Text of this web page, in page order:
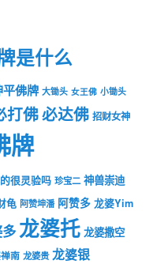
是什么
平佛牌 大锄头 女王佛 小锄头
打佛必达佛 招财女神
牌
很灵验吗 珍宝二 神兽崇迪
龟 阿赞坤潘 阿赞多 龙婆Yim
龙婆托 龙婆撒空
南 龙婆贵 龙婆银